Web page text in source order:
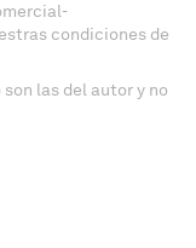
condiciones de
las del autor y no